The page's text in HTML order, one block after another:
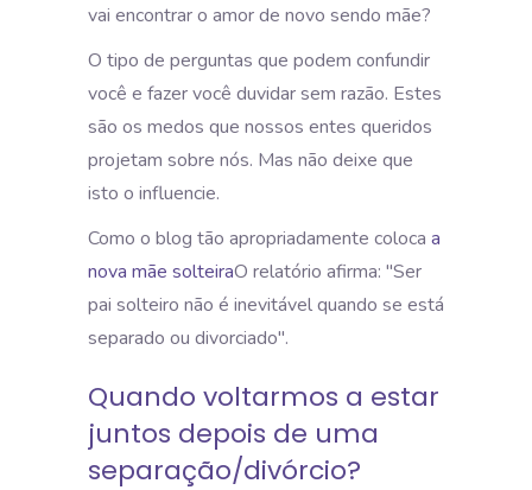
vai encontrar o amor de novo sendo mãe?
O tipo de perguntas que podem confundir
você e fazer você duvidar sem razão. Estes
são os medos que nossos entes queridos
projetam sobre nós. Mas não deixe que
isto o influencie.
Como o blog tão apropriadamente coloca a
nova mãe solteiraO relatório afirma: "Ser
pai solteiro não é inevitável quando se está
separado ou divorciado".
Quando voltarmos a estar
juntos depois de uma
separação/divórcio?